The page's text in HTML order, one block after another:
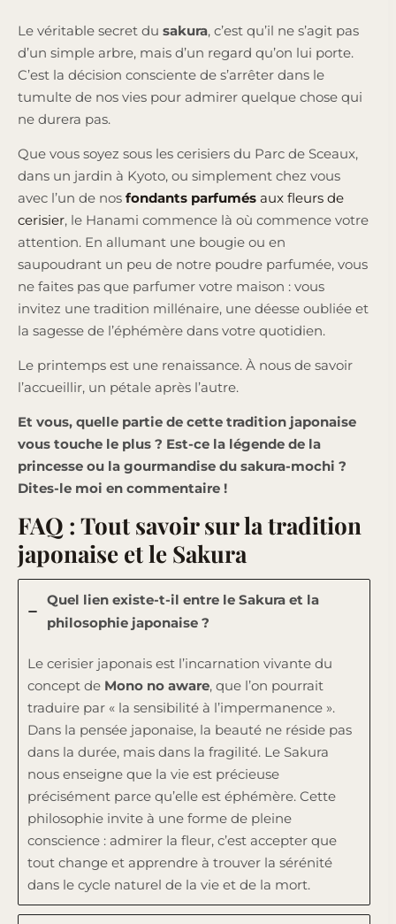
Le véritable secret du sakura, c’est qu’il ne s’agit pas
d’un simple arbre, mais d’un regard qu’on lui porte.
C’est la décision consciente de s’arrêter dans le
tumulte de nos vies pour admirer quelque chose qui
ne durera pas.
Que vous soyez sous les cerisiers du Parc de Sceaux,
dans un jardin à Kyoto, ou simplement chez vous
avec l’un de nos fondants parfumés aux fleurs de
cerisier, le Hanami commence là où commence votre
attention. En allumant une bougie ou en
saupoudrant un peu de notre poudre parfumée, vous
ne faites pas que parfumer votre maison : vous
invitez une tradition millénaire, une déesse oubliée et
la sagesse de l’éphémère dans votre quotidien.
Le printemps est une renaissance. À nous de savoir
l’accueillir, un pétale après l’autre.
Et vous, quelle partie de cette tradition japonaise
vous touche le plus ? Est-ce la légende de la
princesse ou la gourmandise du sakura-mochi ?
Dites-le moi en commentaire !
FAQ : Tout savoir sur la tradition
japonaise et le Sakura
Quel lien existe-t-il entre le Sakura et la
philosophie japonaise ?
Le cerisier japonais est l’incarnation vivante du
concept de Mono no aware, que l’on pourrait
traduire par « la sensibilité à l’impermanence ».
Dans la pensée japonaise, la beauté ne réside pas
dans la durée, mais dans la fragilité. Le Sakura
nous enseigne que la vie est précieuse
précisément parce qu’elle est éphémère. Cette
philosophie invite à une forme de pleine
conscience : admirer la fleur, c’est accepter que
tout change et apprendre à trouver la sérénité
dans le cycle naturel de la vie et de la mort.